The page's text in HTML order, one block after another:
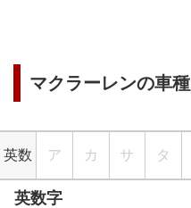
マクラーレンの車
英数 ア カ サ タ
英数字